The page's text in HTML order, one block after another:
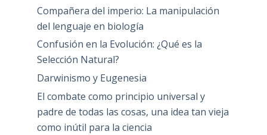
Compañera del imperio: La manipulación
del lenguaje en biología
Confusión en la Evolución: ¿Qué es la
Selección Natural?
Darwinismo y Eugenesia
El combate como principio universal y
padre de todas las cosas, una idea tan vieja
como inútil para la ciencia